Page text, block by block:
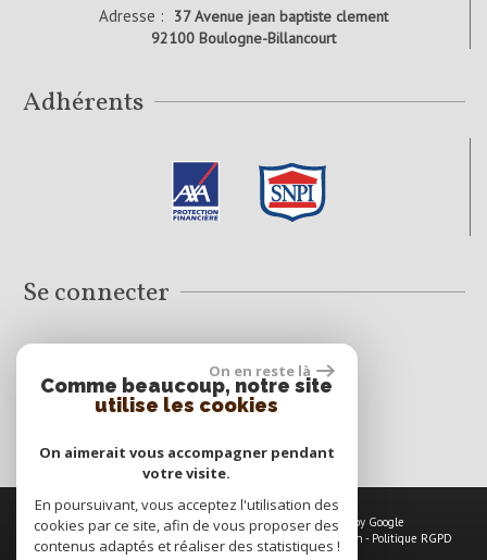
Adresse :
37 Avenue jean baptiste clement
92100 Boulogne-Billancourt
Adhérents
Se connecter
Espace propriétaires
© 2026 | Tous droits réservés | Traduction powered by Google
Plan du site
Mentions légales - Nos honoraires - Liens Admin - Politique RGPD
On en reste là
Comme beaucoup, notre site
utilise les cookies
On aimerait vous accompagner pendant
votre visite.
En poursuivant, vous acceptez l'utilisation des
cookies par ce site, afin de vous proposer des
contenus adaptés et réaliser des statistiques !